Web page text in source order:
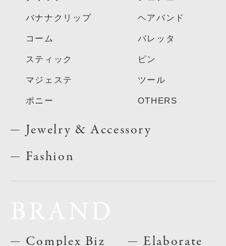
バナナクリップ
コーム
スティック
マジェステ
ポニー
ヘアバンド
バレッタ
ピン
ツール
OTHERS
Jewelry & Accessory
Fashion
Complex Biz
Elaborate